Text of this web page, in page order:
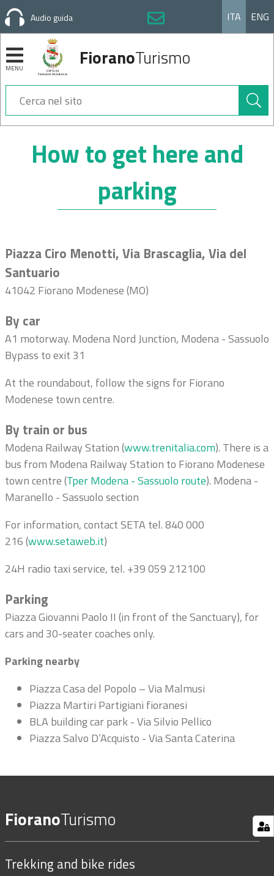
Audio guida ITA ENG
MENU FioranoTurismo
Cerca
nel
sito
How to get here and
parking
Piazza Ciro Menotti, Via Brascaglia, Via del
Santuario
41042 Fiorano Modenese (MO)
By car
A1 motorway. Modena Nord Junction, Modena - Sassuolo
Bypass to exit 31
At the roundabout, follow the signs for Fiorano
Modenese town centre.
By train or bus
Modena Railway Station (www.trenitalia.com). There is a
bus from Modena Railway Station to Fiorano Modenese
town centre (Tper Modena - Sassuolo route). Modena -
Maranello - Sassuolo section
For information, contact SETA tel.840 000
216(www.setaweb.it)
24H radio taxi service, tel. +39 059 212100
Parking
Piazza Giovanni Paolo II (in front of the Sanctuary), for
cars and 30-seater coaches only.
Parking nearby
Piazza Casa del Popolo – Via Malmusi
Piazza Martiri Partigiani fioranesi
BLA building car park - Via Silvio Pellico
Piazza Salvo D’Acquisto - Via Santa Caterina
FioranoTurismo
Trekking and bike rides